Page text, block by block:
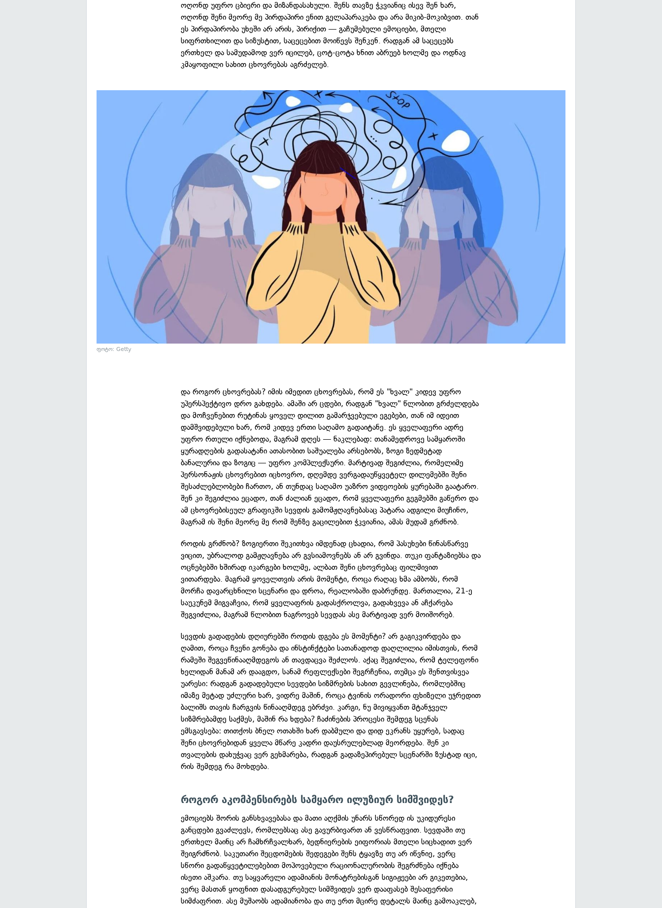
ოღონდ უფრო ცბიერი და მიზანდასახული. შენს თავზე ჭკვიანიც ისევ შენ ხარ,
ოღონდ შენი მეორე მე პირდაპირი ენით გელაპარაკება და არა მიკიბ-მოკიბვით. თან
ეს პირდაპირობა უხეში არ არის, პირიქით — გაჩუმებული ემოციები, მთელი
სიფრთხილით და სიზუსტით, საცეცებით მოიწევს შენკენ. რადგან ამ საცეცებს
ერთხელ და სამუდამოდ ვერ იცილებ, ცოტ-ცოტა ხნით აბრუებ ხოლმე და ოდნავ
კმაყოფილი სახით ცხოვრებას აგრძელებ.
ფოტო: Getty
და როგორ ცხოვრებას? იმის იმედით ცხოვრებას, რომ ეს "ხვალ" კიდევ უფრო
უპერსპექტივო დრო გახდება. ამაში არ ცდები, რადგან "ხვალ" წლობით გრძელდება
და მოჩვენებით რუტინას ყოველ დილით გამარჯვებული ეგებები, თან იმ იდეით
დამშვიდებული ხარ, რომ კიდევ ერთი საღამო გადაიტანე. ეს ყველაფერი ადრე
უფრო რთული იქნებოდა, მაგრამ დღეს — ნაკლებად: თანამედროვე სამყაროში
ყურადღების გადასატანი ათასობით საშუალება არსებობს, ზოგი ზედმეტად
ბანალურია და ზოგიც — უფრო კომპლექსური. მარტივად შეგიძლია, რომელიმე
პერსონაჟის ცხოვრებით იცხოვრო, დღემდე ვერგადაუწყვეტელ დილემებში შენი
შესაძლებლობები ჩართო, ან თუნდაც საღამო უაზრო ვიდეოების ყურებაში გაატარო.
შენ კი შეგიძლია ეცადო, თან ძალიან ეცადო, რომ ყველაფერი გეგმებში გაწერო და
ამ ცხოვრებისეულ გრაფიკში სევდის გამომჟღავნებასაც პატარა ადგილი მიუჩინო,
მაგრამ ის შენი მეორე მე რომ შენზე გაცილებით ჭკვიანია, ამას მუდამ გრძნობ.
როდის გრძნობ? ზოგიერთი შეკითხვა იმდენად ცხადია, რომ პასუხები წინასწარვე
ვიცით, უბრალოდ გამჟღავნება არ გვსიამოვნებს ან არ გვინდა. თუკი ფანტაზიებსა და
ოცნებებში ხშირად იკარგები ხოლმე, ალბათ შენი ცხოვრებაც ფილმივით
ვითარდება. მაგრამ ყოველთვის არის მომენტი, როცა რაღაც ხმა ამბობს, რომ
მორჩა დავარცხნილი სცენარი და დროა, რეალობაში დაბრუნდე. მართალია, 21-ე
საუკუნემ მიგვაჩვია, რომ ყველაფრის გადასქროლვა, გადახვევა ან აჩქარება
შეგვიძლია, მაგრამ წლობით ნაგროვებ სევდას ასე მარტივად ვერ მოიშორებ.
სევდის გადადების დღიურებში როდის დგება ეს მომენტი? არ გაგიკვირდება და
ღამით, როცა ჩვენი გონება და ინსტინქტები სათანადოდ დაღლილია იმისთვის, რომ
რამეში შეგვეწინააღმდეგოს ან თავდაცვა შეძლოს. აქაც შეგიძლია, რომ ტელეფონი
ხელიდან მანამ არ დააგდო, სანამ რეფლექსები შეგრჩენია, თუმცა ეს შენთვისვეა
უარესი: რადგან გადადებული სევდები სიზმრების სახით გევლინება, რომლებშიც
იმაზე მეტად უძლური ხარ, ვიდრე მაშინ, როცა ტვინის ორადორი ფხიზელი უჯრედით
ბალიშს თავის ჩარგვის წინააღმდეგ ებრძვი. კარგი, ნუ მივიყვანთ მტანჯველ
სიზმრებამდე საქმეს, მაშინ რა ხდება? ჩაძინების პროცესი შემდეგ სცენას
ემსგავსება: თითქოს ბნელ ოთახში ხარ დაბმული და დიდ ეკრანს უყურებ, სადაც
შენი ცხოვრებიდან ყველა მწარე კადრი დაუსრულებლად მეორდება. შენ კი
თვალების დახუჭვაც ვერ გეხმარება, რადგან გადაზეპირებულ სცენარში ზუსტად იცი,
რის შემდეგ რა მოხდება.
როგორ აკომპენსირებს სამყარო ილუზიურ სიმშვიდეს?
ემოციებს შორის განსხვავებასა და მათი აღქმის უნარს სწორედ ის უკიდურესი
განცდები გვაძლევს, რომლებსაც ასე გავურბივართ ან ვესწრაფვით. სევდაში თუ
ერთხელ მაინც არ ჩამხრჩვალხარ, ბედნიერების ეიფორიას მთელი სიცხადით ვერ
შეიგრძნობ. საკუთარი შეცდომების შედეგები შენს ტყავზე თუ არ იწვნიე, ვერც
სწორი გადაწყვეტილებებით მოპოვებული რაციონალურობის შეგრძნება იქნება
ისეთი აშკარა. თუ საყვარელი ადამიანის მონატრებისგან სიგიჟეები არ გიკეთებია,
ვერც მასთან ყოფნით დასადგურებულ სიმშვიდეს ვერ დააფასებ შესაფერისი
სიმძაფრით. ასე მუშაობს ადამიანობა და თუ ერთ მცირე დეტალს მაინც გამოაკლებ,